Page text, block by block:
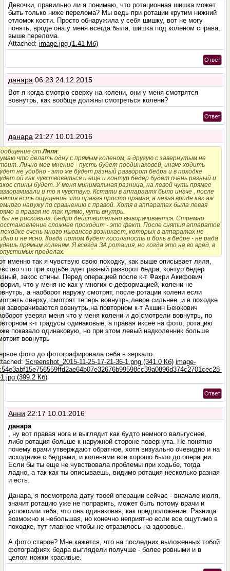
Девочки, правильно ли я понимаю, что ротационная шишка может
быть только ниже перелома? Мы ведь при ротации крутим нижний
отломок кости. Просто обнаружила у себя шишку, вот не могу
понять, вроде она у меня всегда была, шишка под коленом справа,
выше перелома.
Attached:image.jpg (1.41 Мб)
Ответ
данара 06:23 24.12.2015
Вот я когда смотрю сверху на колени, они у меня смотрятся
вовнутрь, как вообще должны смотреться колени?
Ответ
данара 21:27 10.01.2016
отЛяля:
что делать одну с прямым коленом, а другую с завернутым не
Лично мое мнение - пусть будет поодинаковей, иначе ходить
не удобно - это же будет разный разворот бедра и в походке
ой как чувствоваться и еще и контур бедер будет очень разный и
спины будет. У меня минимальная разница, на левой чуть прямее
и то я чувствую. Кстати в аппараатх было иначе , после
есть ощущение что правая просто прямая, а левая вроде как аж
наружу по сравнению с правой. Хотя в аппаратах была левая
а правая не так прямо, чуть внутрь.
бы не рисковала. Бедро действительно выворачивается. Стремно.
сложнее проходит - это факт. После снятия аппаратов
походке очень много ньюансов возникает, которых в аппаратах не
и не ясно. Когда потом будет косолапость и боль в бедре - не рада
прямым коленям. Я всегда ЗА ротация, но когда это не во вред, в
пределах.
именно так я чувствую свою походку, как выше описывает ляля,
что при ходьбе идет разный разворот бедра, контур бедер
закос спины. Перед операцией после к-т Фахри Акифович
что у меня не как у многих с деформацией, колени не
а наоборот наружу смотрят, после ротации колени если
сверху, смотрят теперь вовнутрь,левое сильнее ,и в походке
заворачиваются вовнутрь,на повторном к-т Акшин Беюкович
уверял меня что у меня колени и до смотрели вовнутрь, по
к-т градусы одинаковые, а правая иксее на фото, ротацию
показало одинаковую, но при этом левый надколенник больше
вовнутрь
фото до фотографировала себя в зеркало.
Screenshot_2015-11-25-17-21-36-1.png (341.0 Кб) image-
(399.2 Кб)
Ответ
Анни 22:17 10.01.2016
данара
, ну вот правая нога и выглядит как будто немного вальгуснее,
либо ротация больше к наружной стороне повернута. Не понятно
почему врачи утверждают обратное, хотя визуально очевидно и на
исходнике с бедрами, и коленями все хорошо было до операции.
Если бы ты еще не чувствовала проблемы при ходьбе, тогда
ладно, а так как ты описываешь, видимо ротация несколько разная
и есть.
Данара, я посмотрела дату твоей операции сейчас - вначале июля,
значит ротацию уже не поправить, может быть потому врачи и
успокоили тебя, что она одинаковая, как предположение. Разница
возможно и небольшая, но конечно неприятно если все ощутимо в
походке, тут главное чтобы не отразилось на здоровье.
А фото старое? Мне кажется, что на последних выложенных тобой
фотографиях бедра выглядели получше - более ровными и в
целом ножки красивые.